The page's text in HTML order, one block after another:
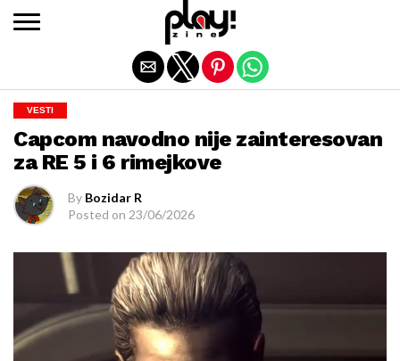
VESTI
Capcom navodno nije zainteresovan
za RE 5 i 6 rimejkove
By Bozidar R
Posted on 23/06/2026
Exit mobile version